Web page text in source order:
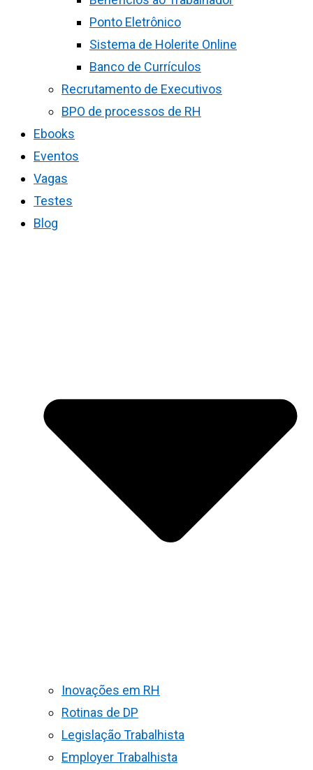
Ponto Eletrônico
Sistema de Holerite Online
Banco de Currículos
Recrutamento de Executivos
BPO de processos de RH
Ebooks
Eventos
Vagas
Testes
Blog
Inovações em RH
Rotinas de DP
Legislação Trabalhista
Employer Trabalhista